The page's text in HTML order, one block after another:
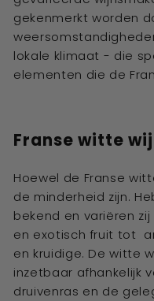
gekenmerkt worden
lokale klimaat - die
elementen die de
Franse witte
Hoewel de Franse
de minderheid zijn.
bekend en variëren
en exotisch fruit tot
en kruidige. De witte
inzetbaar afhankelijk
druivenras en de